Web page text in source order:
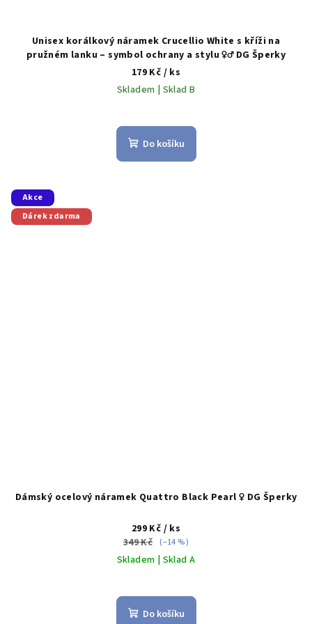
Unisex korálkový náramek Crucellio White s kříži na
pružném lanku – symbol ochrany a stylu ♀️♂️ DG Šperky
179 Kč / ks
Skladem | Sklad B
Do košíku
Akce
Dárek zdarma
Dámský ocelový náramek Quattro Black Pearl ♀️ DG Šperky
299 Kč / ks
349 Kč (–14 %)
Skladem | Sklad A
Do košíku